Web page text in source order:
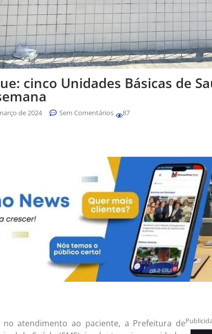
cinco Unidades Básicas de
de 2024 Sem Comentários 87
atendimento ao paciente, a Prefeitura de